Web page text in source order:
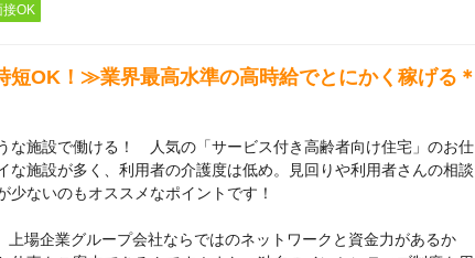
OK
OK！≫業界最高水準の高時給でとにかく稼げる＊
な施設で働ける！ 人気の「サービス付き高齢者向け住宅」のお仕
な施設が多く、利用者の介護度は低め。見回りや利用者さんの相談
少ないのもオススメなポイントです！
場企業グループ会社ならではのネットワークと資金力があるか